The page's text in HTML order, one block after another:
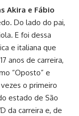
Akira e Fábio
Do lado do pai,
E foi dessa
e italiana que
anos de carreira,
“Oposto” e
vezes o primeiro
estado de São
da carreira e, de